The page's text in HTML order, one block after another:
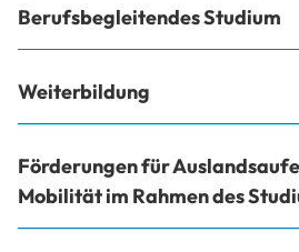
Berufsbegleitendes Studium
Weiterbildung
Förderungen für
Mobilität im Rahmen des